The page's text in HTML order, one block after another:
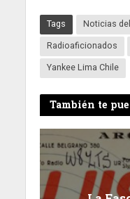
Tags Noticias
Radioaficionados
Yankee Lima Chile
También te